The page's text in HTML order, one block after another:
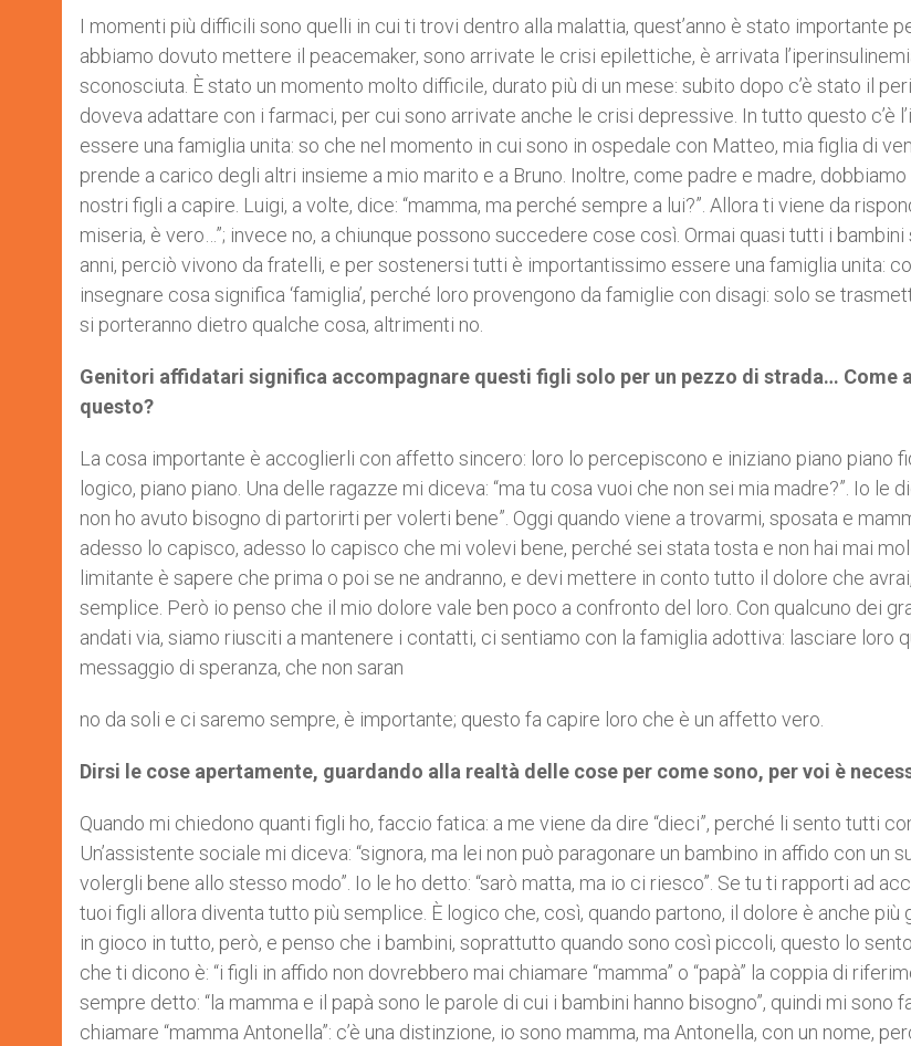
I momenti più difficili sono quelli in cui ti trovi dentro alla malattia, quest’anno è stato importante
abbiamo dovuto mettere il peacemaker, sono arrivate le crisi epilettiche, è arrivata
sconosciuta. È stato un momento molto difficile, durato più di un mese: subito dopo c’è stato il
doveva adattare con i farmaci, per cui sono arrivate anche le crisi depressive. In tutto questo c’è
essere una famiglia unita: so che nel momento in cui sono in ospedale con Matteo, mia figlia di
prende a carico degli altri insieme a mio marito e a Bruno. Inoltre, come padre e madre, dobbiamo
nostri figli a capire. Luigi, a volte, dice: “mamma, ma perché sempre a lui?”. Allora ti viene da
miseria, è vero…”; invece no, a chiunque possono succedere cose così. Ormai quasi tutti i bambini
anni, perciò vivono da fratelli, e per sostenersi tutti è importantissimo essere una famiglia unita:
insegnare cosa significa ‘famiglia’, perché loro provengono da famiglie con disagi: solo se
si porteranno dietro qualche cosa, altrimenti no.
Genitori affidatari significa accompagnare questi figli solo per un pezzo di strada… Come
questo?
La cosa importante è accoglierli con affetto sincero: loro lo percepiscono e iniziano piano piano
logico, piano piano. Una delle ragazze mi diceva: “ma tu cosa vuoi che non sei mia madre?”. Io le
non ho avuto bisogno di partorirti per volerti bene”. Oggi quando viene a trovarmi, sposata e
adesso lo capisco, adesso lo capisco che mi volevi bene, perché sei stata tosta e non hai mai
limitante è sapere che prima o poi se ne andranno, e devi mettere in conto tutto il dolore che
semplice. Però io penso che il mio dolore vale ben poco a confronto del loro. Con qualcuno dei
andati via, siamo riusciti a mantenere i contatti, ci sentiamo con la famiglia adottiva: lasciare loro
messaggio di speranza, che non saran
no da soli e ci saremo sempre, è importante; questo fa capire loro che è un affetto vero.
Dirsi le cose apertamente, guardando alla realtà delle cose per come sono, per voi è
Quando mi chiedono quanti figli ho, faccio fatica: a me viene da dire “dieci”, perché li sento tutti
Un’assistente sociale mi diceva: “signora, ma lei non può paragonare un bambino in affido con un
volergli bene allo stesso modo”. Io le ho detto: “sarò matta, ma io ci riesco”. Se tu ti rapporti ad
tuoi figli allora diventa tutto più semplice. È logico che, così, quando partono, il dolore è anche più
in gioco in tutto, però, e penso che i bambini, soprattutto quando sono così piccoli, questo lo
che ti dicono è: “i figli in affido non dovrebbero mai chiamare “mamma” o “papà” la coppia di
sempre detto: “la mamma e il papà sono le parole di cui i bambini hanno bisogno”, quindi mi sono
chiamare “mamma Antonella”: c’è una distinzione, io sono mamma, ma Antonella, con un nome,